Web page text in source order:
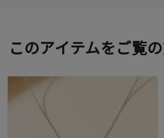
このアイテムをご覧